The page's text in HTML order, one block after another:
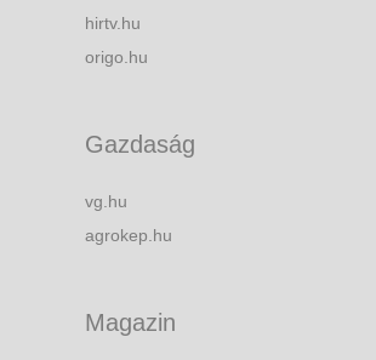
hirtv.hu
origo.hu
Gazdaság
vg.hu
agrokep.hu
Magazin